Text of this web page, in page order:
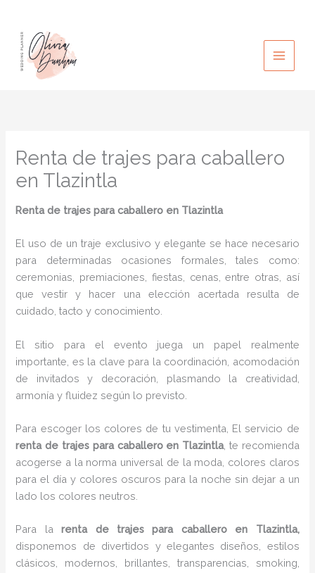
contenido
Renta de trajes para caballero
en Tlazintla
Renta de trajes para caballero en Tlazintla
El uso de un traje exclusivo y elegante se hace necesario
para determinadas ocasiones formales, tales como:
ceremonias, premiaciones, fiestas, cenas, entre otras, así
que vestir y hacer una elección acertada resulta de
cuidado, tacto y conocimiento.
El sitio para el evento juega un papel realmente
importante, es la clave para la coordinación, acomodación
de invitados y decoración, plasmando la creatividad,
armonía y fluidez según lo previsto.
Para escoger los colores de tu vestimenta, El servicio de
renta de trajes para caballero en Tlazintla, te recomienda
acogerse a la norma universal de la moda, colores claros
para el día y colores oscuros para la noche sin dejar a un
lado los colores neutros.
Para larenta de trajes para caballero
en Tlazintla,
disponemos de divertidos y elegantes diseños, estilos
clásicos, modernos, brillantes, transparencias, smoking,